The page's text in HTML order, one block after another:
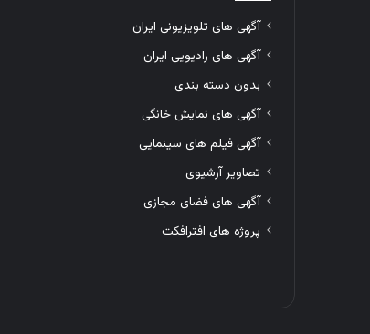
آگهی های تلویزیونی ایران
آگهی های رادیویی ایران
بدون دسته بندی
آگهی های نمایش خانگی
آگهی فیلم های سینمایی
تصاویر آرشیوی
آگهی های فضای مجازی
پروژه های افترافکت